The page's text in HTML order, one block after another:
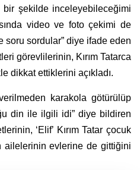
bir şekilde inceleyebileceğimi
video ve foto çekimi de
soru sordular” diye ifade eden
görevlilerinin, Kırım Tatarca
dikkat ettiklerini açıkladı.
verilmeden karakola götürülüp
din ile ilgili idi” diye bildiren
‘Elif’ Kırım Tatar çocuk
ailelerinin evlerine de gittiğini